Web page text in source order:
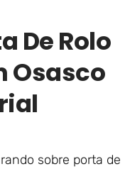
De Rolo
Osasco
sobre porta de